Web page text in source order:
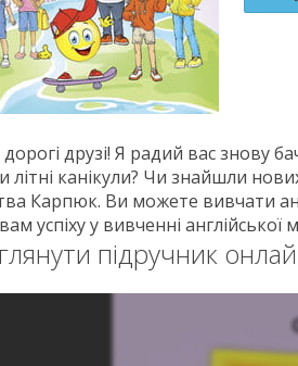
друзі! Я радий вас знову
літні канікули? Чи знайшли
Карпюк. Ви можете вивчати
успіху у вивченні англійської
підручник